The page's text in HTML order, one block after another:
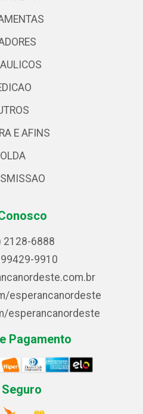
E AFINS
2128-6888
9910
esperancanordeste
esperancanordeste
Pagamento